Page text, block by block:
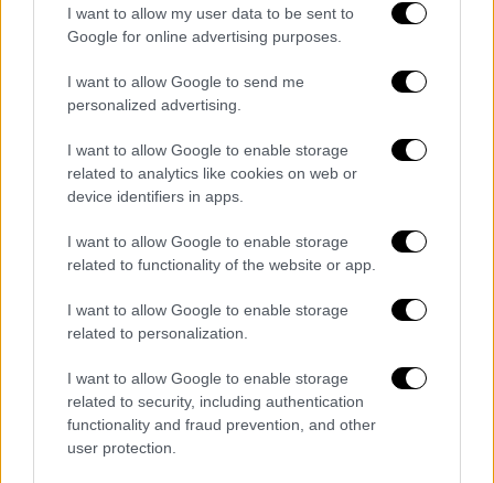
I want to allow my user data to be sent to
Google for online advertising purposes.
I want to allow Google to send me
personalized advertising.
I want to allow Google to enable storage
related to analytics like cookies on web or
device identifiers in apps.
I want to allow Google to enable storage
related to functionality of the website or app.
I want to allow Google to enable storage
related to personalization.
I want to allow Google to enable storage
related to security, including authentication
functionality and fraud prevention, and other
user protection.
συμφωνία ανοίγει τον δρόμο για τον
Ουκρανία.
αμερικανική πρωτεύουσα συμφωνία ευρείας
οικονομικής συνεργασίας στο πλαίσιο της
στην ανοικοδόμηση της Ουκρανίας, που έχει
υποστεί πελώριες καταστροφές εξαιτίας
του πολέμου που μαίνεται για τρία χρόνια,
ενώ θα δοθεί στους Αμερικανούς
προνομιακή πρόσβαση στους ουκρανικούς
φυσικούς πόρους.
Η συμφωνία αυτή καταγράφεται με φόντο
παράλληλες, ευρύτερες διπλωματικές